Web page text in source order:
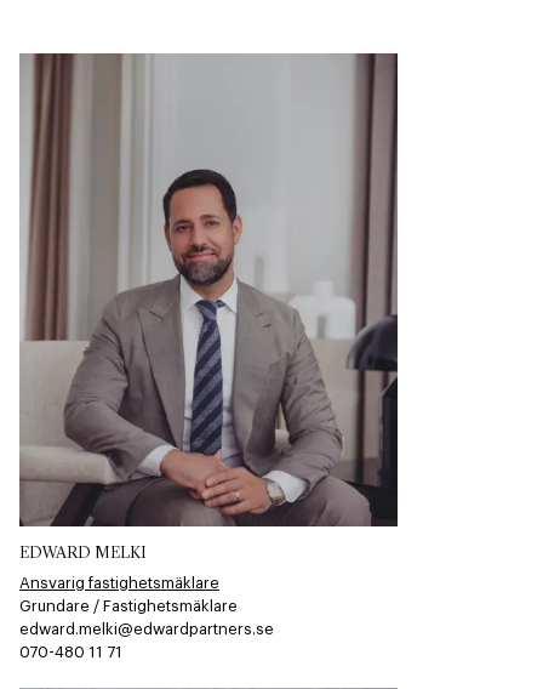
EDWARD MELKI
Ansvarig fastighetsmäklare
Grundare / Fastighetsmäklare
edward.melki@edwardpartners.se
070-480 11 71​​​​‌ ‍ ​‍​‍‌‍ ‌ ​‍‌‍‍‌‌‍‌ ‌‍‍‌‌‍ ‍​‍​‍​ ‍‍​‍​‍‌ ​ ‌‍​‌‌‍ ‍‌‍‍‌‌ ‌​‌ ‍‌​‍ ‍‌‍‍‌‌‍ ​‍​‍​‍ ​​‍​‍‌‍‍​‌ ​‍‌‍‌‌‌‍‌‍​‍​‍​ ‍‍​‍​‍​‍ ‌ ​ ‌ ‌​‌ ‌‌‌‍‌​‌‍‍‌‌‍ ​‍ ‌‍‍‌‌‍ ‍‌ ‌​‌‍‌‌‌‍ ‍‌ ‌​​‍ ‌‍‌‌‌‍‌​‌‍‍‌‌ ‌​​‍ ‌‍ ‌‌‍ ‌‍‌​‌‍‌‌​ ‌‌ ​​‌ ​‍‌‍‌‌‌ ​ ‌‍‌‌‌‍ ‍‌ ‌​‌‍​‌‌ ‌​‌‍‍‌‌‍ ‌‍ ‍​ ‍ ‌‍‍‌‌‍‌​​ ‌‌​‍​‌​​‌‌​ ‍​ ​‌​ ​‌​ ‌​​ ​‌​ ‌ ‌‌ ‌​‌‌‌​ ‌​ ‍ ‌ ‌​‌ ‍‌‌ ​​‌‍‌‌​ ‌‌‍‌‌‌‍ ‌‌ ​​‌‍ ​‌‍ ‌ ‍‌‌‍‌‌‌‍‌‌​ ‍ ‌ ​​‌‍​‌‌ ‌​‌‍‍​​ ‌‌‍​ ‌ ​‍‌‍ ‌​‍ ‍‌‍​ ‌‍‌‌‌‍ ​‌‍ ​‌‌​​‌‍‍​‌‍ ‌‍ ‍‌‍‌‌​ ‌‍​‍‌‍​‌‌ ​ ‌‍‌‌‌‌‌‌‌ ​‍‌‍ ​​ ‌​‍‌‌​ ​‍‌​‌‍‌ ​ ‌ ‌​‌ ‌‌‌‍‌​‌‍‍‌‌‍ ​‍‌‍‌‍‍‌‌‍‌​​ ‌‌​‍​‌​​‌‌​ ‍​ ​‌​ ​‌​ ‌​​ ​‌​ ‌ ‌‌ ‌​‌‌‌​ ‌​‍‌‍‌ ‌​‌ ‍‌‌ ​​‌‍‌‌​ ‌‌‍‌‌‌‍ ‌‌ ​​‌‍ ​‌‍ ‌ ‍‌‌‍‌‌‌‍‌‌​‍‌‍‌ ​​‌‍​‌‌ ‌​‌‍‍​​ ‌‌‍​ ‌ ​‍‌‍ ‌​‍ ‍‌‍​ ‌‍‌‌‌‍ ​‌‍ ​‌‌​​‌‍‍​‌‍ ‌‍ ‍‌‍‌‌​‍‌‍‌‍‍‌‌ ​ ‌​‌​‌ ​‍‌‍​‌‌‍‌‍‌ ‌​​ ‌​‍​‍‌ ‌